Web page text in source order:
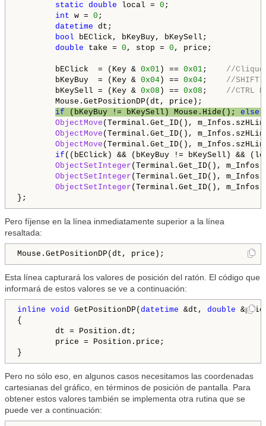
static double local = 0 ;
int w = 0 ;
datetime dt;
bool bEClick, bKeyBuy, bKeySell;
double take = 0 , stop = 0 , price;
bEClick  = (Key & 0x01 ) == 0x01; //Clique
bKeyBuy  = (Key & 0x04 ) == 0x04; //SHIFT
bKeySell = (Key & 0x08 ) == 0x08 ; //CTRL
Mouse.GetPositionDP(dt, price);
if (bKeyBuy != bKeySell) Mouse.Hide(); else
ObjectMove (Terminal.Get_ID(),
ObjectMove (Terminal.Get_ID(),
ObjectMove (Terminal.Get_ID(),
if ((bEClick) && (bKeyBuy != bKeySell) &&
ObjectSetInteger (Terminal.Get_ID(),
ObjectSetInteger (Terminal.Get_ID(),
ObjectSetInteger (Terminal.Get_ID(),
Pero fíjense en la línea inmediatamente superior a la línea
resaltada:
Mouse.GetPositionDP(dt, price);
Esta línea capturará los valores de posición del ratón. El código que
informará de estos valores se ve a continuación:
inline void GetPositionDP( datetime &dt, double
{
dt = Position.dt;
price = Position.price;
Pero no sólo eso, en algunos casos necesitamos las coordenadas
cartesianas del gráfico, en términos de posición de pantalla. Para
obtener estos valores también se implementa otra rutina que se
puede ver a continuación: